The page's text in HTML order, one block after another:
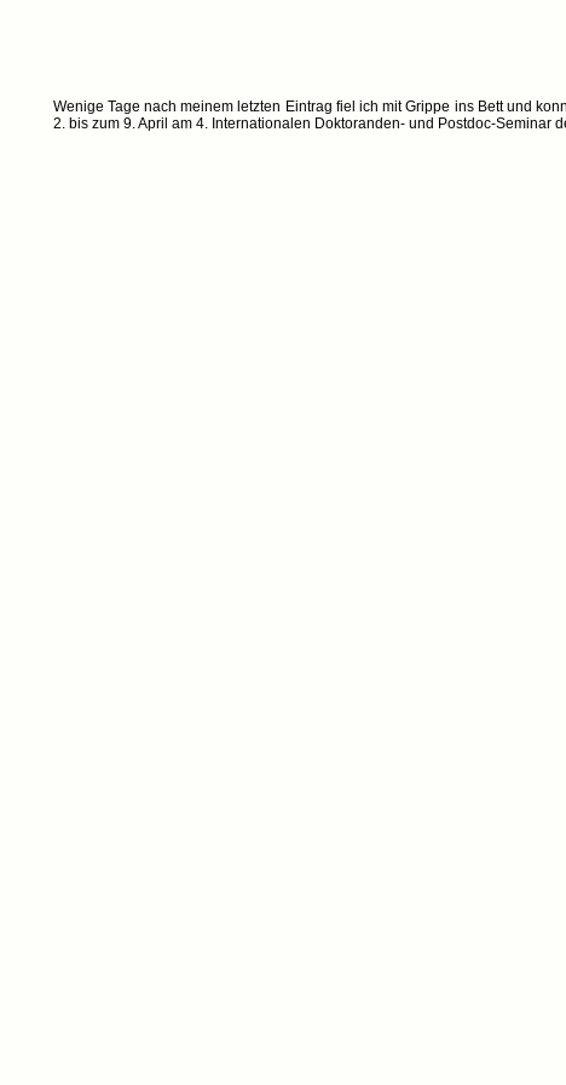
Wenige Tage nach meinem letzten Eintrag fiel ich mit Grippe ins Bett und
2. bis zum 9. April am 4. Internationalen Doktoranden- und Postdoc-